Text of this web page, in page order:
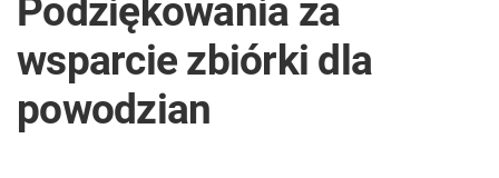
Podziękowania za
wsparcie zbiórki dla
powodzian